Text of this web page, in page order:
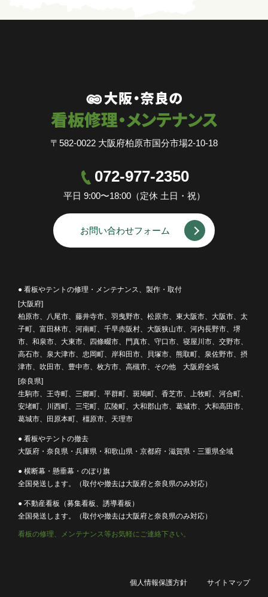
〒582-0022 大阪府柏原市国分市場2-10-18
072-977-2350
平日 9:00〜18:00（定休 土日・祝）
お問い合わせフォーム
● 看板やテントの修理・メンテナンス、製作・取付
[大阪府]
柏原市、八尾市、藤井寺市、羽曳野市、松原市、東大阪市、大阪市、太
子町、富田林市、河南町、千早赤阪村、大阪狭山市、河内長野市、堺
市、和泉市、大東市、四條畷市、門真市、守口市、寝屋川市、交野市、
高石市、泉大津市、忠岡町、岸和田市、貝塚市、熊取町、泉佐野市、摂
津市、吹田市、豊中市、枚方市、高槻市、その他 大阪府全域
[奈良県]
生駒市、王寺町、三郷町、平群町、斑鳩町、香芝市、上牧町、河合町、
安堵町、川西町、三宅町、広陵町、大和郡山市、葛城市、大和高田市、
葛城市、田原本町、橿原市、天理市
● 看板やテントの撤去
大阪府・奈良県・兵庫県・和歌山県・京都府・滋賀県・三重県全域
● 横断幕・懸垂幕・のぼり旗
全国発送します。（取付や撤去は大阪府と奈良県のみ対応）
● 不動産看板（募集看板、誘導看板）
全国発送します。（取付や撤去は大阪府と奈良県のみ対応）
看板の修理、メンテナンス等お気軽にご連絡下さい。
個人情報保護方針 サイトマップ